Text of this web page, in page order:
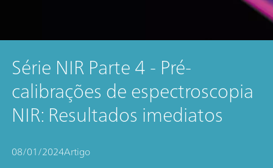
Série NIR Parte 4 - Pré-
calibrações de espectroscopia
NIR: Resultados imediatos
08/01/2024Artigo